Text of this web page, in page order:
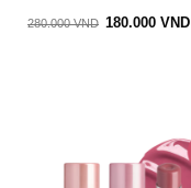
280.000 VND 180.000 VND